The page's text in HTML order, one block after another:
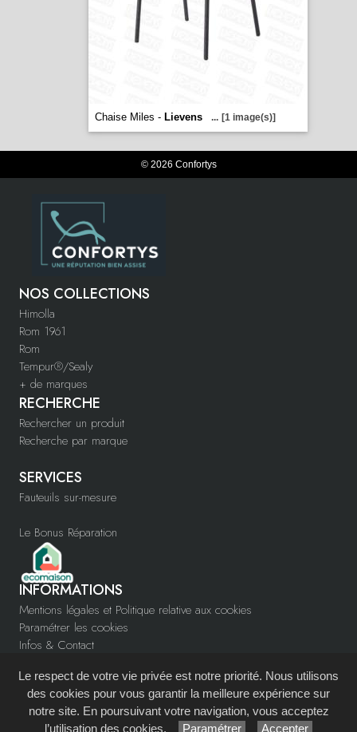
Chaise Miles - Lievens ... [1 image(s)]
© 2026 Confortys
NOS COLLECTIONS
Himolla
Rom 1961
Rom
Tempur®/Sealy
+ de marques
RECHERCHE
Rechercher un produit
Recherche par marque
SERVICES
Fauteuils sur-mesure
Le Bonus Réparation
INFORMATIONS
Mentions légales et Politique relative aux cookies
Paramétrer les cookies
Infos & Contact
Devenir partenaire
Site réalisé avec leSystème de Gestion de Contenu (SGC)imagenia, créé et
Le respect de votre vie privée est notre priorité. Nous utilisons
des cookies pour vous garantir la meilleure expérience sur
notre site. En poursuivant votre navigation, vous acceptez
l’utilisation des cookies.
Paramétrer Accepter